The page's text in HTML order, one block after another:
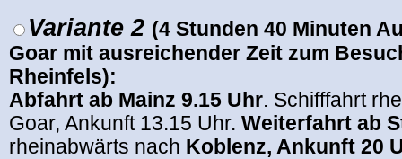
Variante 2 (4 Stunden 40 Minuten
Goar mit ausreichender Zeit zum
Rheinfels):
Abfahrt ab Mainz 9.15 Uhr. Schifffahrt
Goar, Ankunft 13.15 Uhr. Weiterfahrt ab
rheinabwärts nach Koblenz, Ankunft 20